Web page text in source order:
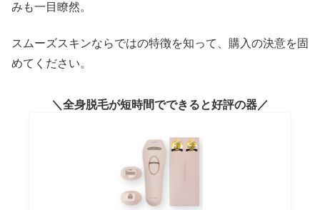
みも一目瞭然。
スムーズスキンならではの特徴を知って、購入の決意を固
めてください。
全身脱毛が短時間でできると好評の器